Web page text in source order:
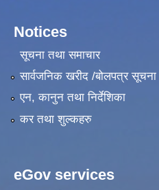
Notices
सूचना तथा समाचार
सार्वजनिक खरीद /बोलपत्र सूचना
एन, कानुन तथा निर्देशिका
कर तथा शुल्कहरु
eGov services